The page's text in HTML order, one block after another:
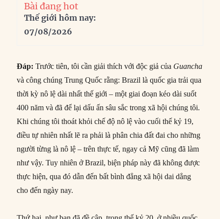
Bài đang hot
Thế giới hôm nay:
07/08/2026
Đáp: Trước tiên, tôi cần giải thích với độc giả của Guancha
và công chúng Trung Quốc rằng: Brazil là quốc gia trải qua
thời kỳ nô lệ dài nhất thế giới – một giai đoạn kéo dài suốt
400 năm và đã để lại dấu ấn sâu sắc trong xã hội chúng tôi.
Khi chúng tôi thoát khỏi chế độ nô lệ vào cuối thế kỷ 19,
điều tự nhiên nhất lẽ ra phải là phân chia đất đai cho những
người từng là nô lệ – trên thực tế, ngay cả Mỹ cũng đã làm
như vậy. Tuy nhiên ở Brazil, biện pháp này đã không được
thực hiện, qua đó dẫn đến bất bình đẳng xã hội dai dẳng
cho đến ngày nay.